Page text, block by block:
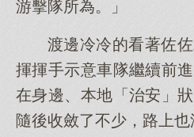
游擊隊所為。」
渡邊冷冷的看著佐
揮揮手示意車隊繼續前
在身邊、本地「治安」
隨後收斂了不少，路上也